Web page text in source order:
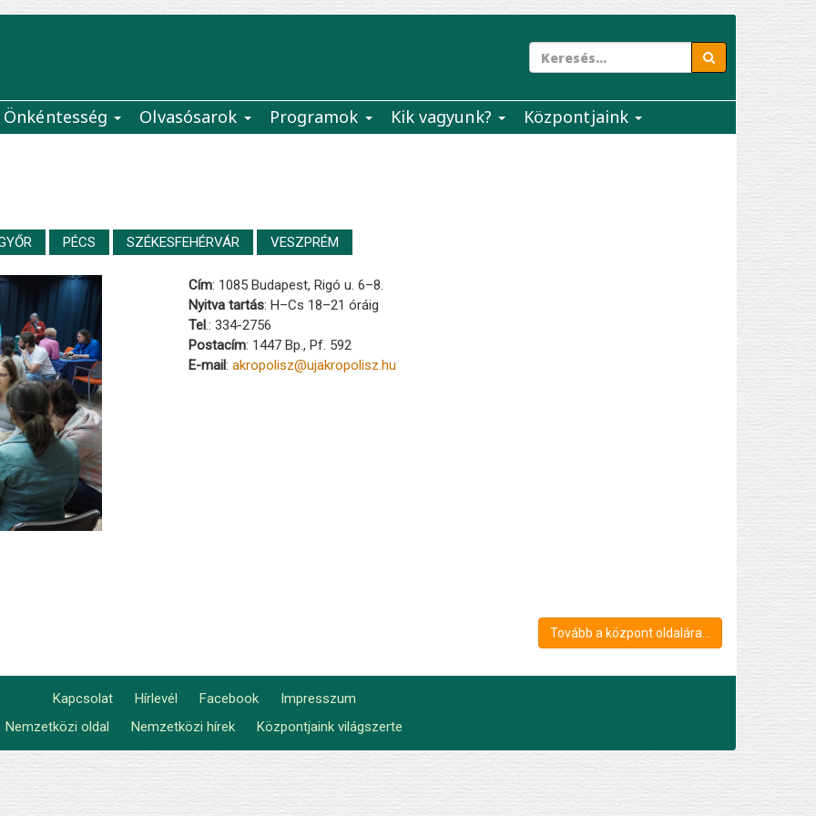
Önkéntesség Olvasósarok Programok Kik vagyunk? Központjaink
PÉCS SZÉKESFEHÉRVÁR VESZPRÉM
Cím: 1085 Budapest, Rigó u. 6–8.
Nyitva tartás: H–Cs 18–21 óráig
Tel.: 334-2756
Postacím: 1447 Bp., Pf. 592
E-mail: akropolisz@ujakropolisz.hu
Tovább a központ oldalára...
Footer
menu
Kapcsolat Hírlevél Facebook Impresszum
Nemzetközi oldal Nemzetközi hírek Központjaink világszerte